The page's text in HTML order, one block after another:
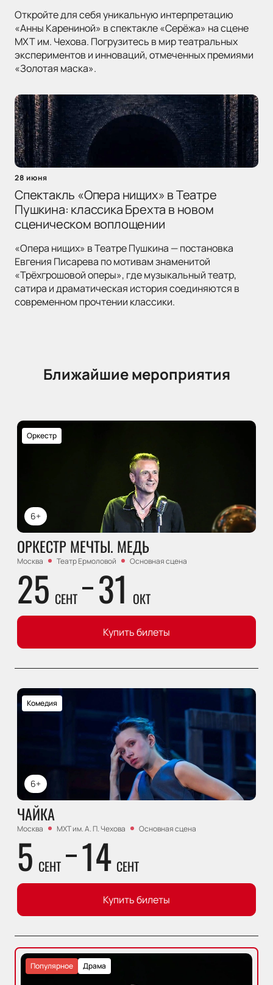
Откройте для себя уникальную интерпретацию
«Анны Карениной» в спектакле «Серёжа» на сцене
МХТ им. Чехова. Погрузитесь в мир театральных
экспериментов и инноваций, отмеченных премиями
«Золотая маска».
28 июня
Спектакль «Опера нищих» в Театре
Пушкина: классика Брехта в новом
сценическом воплощении
«Опера нищих» в Театре Пушкина — постановка
Евгения Писарева по мотивам знаменитой
«Трёхгрошовой оперы», где музыкальный театр,
сатира и драматическая история соединяются в
современном прочтении классики.
Ближайшие мероприятия
6+
Оркестр
ОРКЕСТР МЕЧТЫ. МЕДЬ
Москва Театр Ермоловой Основная сцена
25 СЕНТ 31 ОКТ
Купить билеты
6+
Комедия
ЧАЙКА
Москва МХТ им. А. П. Чехова Основная сцена
5 СЕНТ 14 СЕНТ
Купить билеты
Драма
Популярное